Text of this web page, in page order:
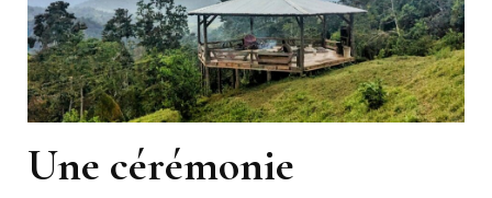
Une cérémonie